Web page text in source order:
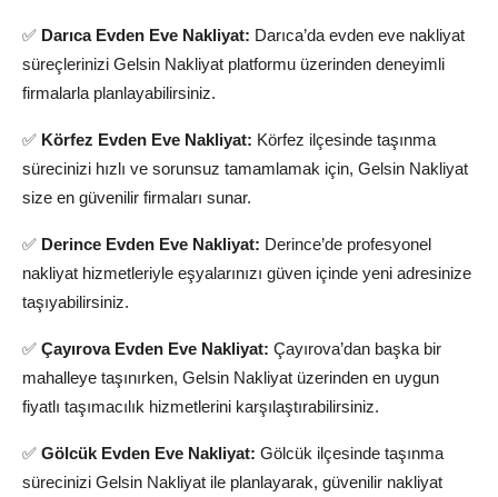
✅ Darıca Evden Eve Nakliyat: Darıca’da evden eve nakliyat
süreçlerinizi Gelsin Nakliyat platformu üzerinden deneyimli
firmalarla planlayabilirsiniz.
✅ Körfez Evden Eve Nakliyat: Körfez ilçesinde taşınma
sürecinizi hızlı ve sorunsuz tamamlamak için, Gelsin Nakliyat
size en güvenilir firmaları sunar.
✅ Derince Evden Eve Nakliyat: Derince’de profesyonel
nakliyat hizmetleriyle eşyalarınızı güven içinde yeni adresinize
taşıyabilirsiniz.
✅ Çayırova Evden Eve Nakliyat: Çayırova’dan başka bir
mahalleye taşınırken, Gelsin Nakliyat üzerinden en uygun
fiyatlı taşımacılık hizmetlerini karşılaştırabilirsiniz.
✅ Gölcük Evden Eve Nakliyat: Gölcük ilçesinde taşınma
sürecinizi Gelsin Nakliyat ile planlayarak, güvenilir nakliyat